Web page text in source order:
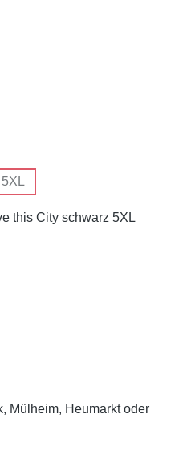
verfügbar.)
zurzeit nicht verfügbar.)
Option ist zurzeit nicht verfügbar.)
5XL
(Diese Option ist zurzeit nicht
this City schwarz 5XL
Mülheim, Heumarkt oder